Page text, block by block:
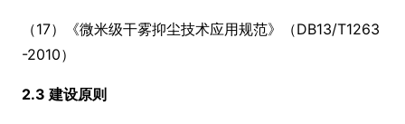
（17）《微米级干雾抑尘技术应用规范》（DB13/T1263
-2010）
2.3 建设原则